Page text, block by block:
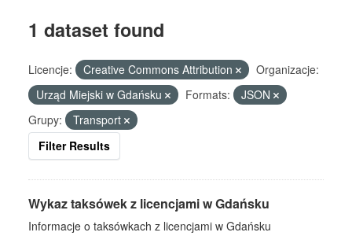
1 dataset found
Licencje: Creative Commons Attribution
Organizacje:
Urząd Miejski w Gdańsku
Formats:
JSON
Grupy:
Transport
Filter Results
Wykaz taksówek z licencjami w Gdańsku
Informacje o taksówkach z licencjami w Gdańsku